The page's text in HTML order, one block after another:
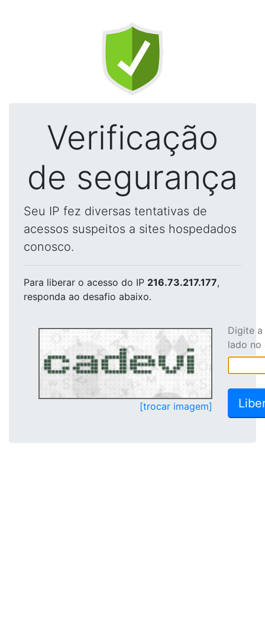
Verificação
de segurança
Seu IP fez diversas tentativas de
acessos suspeitos a sites hospedados
conosco.
Para liberar o acesso do IP 216.73.217.177,
responda ao desafio abaixo.
[trocar imagem]
Digite
lado no